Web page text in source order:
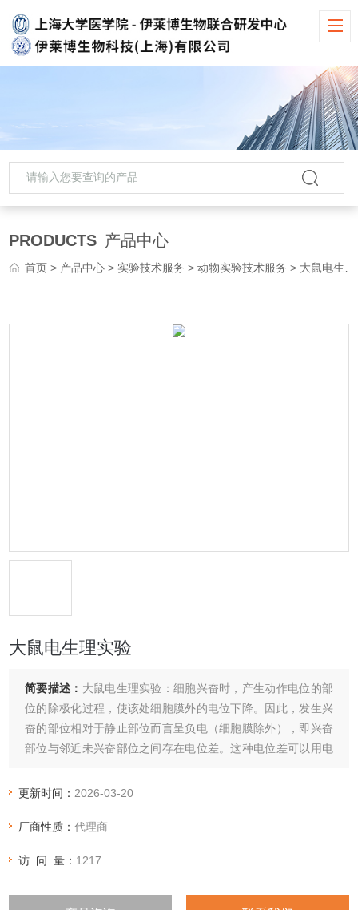
PRODUCTS 产品中心
首页 > 产品中心 > 实验技术服务 >动物实验技术服务 > 大鼠电生理实验
大鼠电生理实验
简要描述： 大鼠电生理实验：细胞兴奋时，产生动作电位的部
位的除极化过程，使该处细胞膜外的电位下降。因此，发生兴
奋的部位相对于静止部位而言呈负电（细胞膜除外），即兴奋
部位与邻近未兴奋部位之间存在电位差。这种电位差可以用电
更新时间： 2026-03-20
厂商性质：代理商
访 问 量： 1217